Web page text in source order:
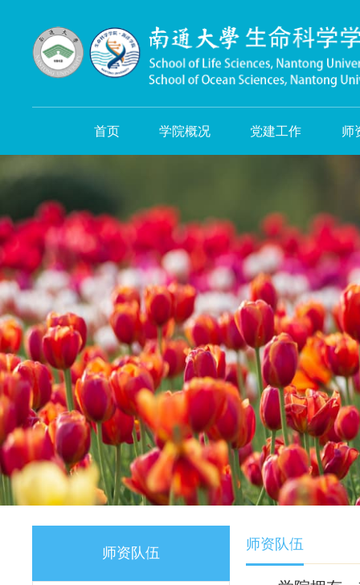
首页 学院概况 党建工作
师资队伍
师资队伍